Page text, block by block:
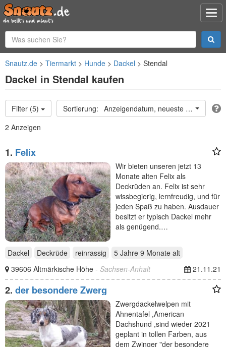
Snautz.de Tiermarkt Hunde Dackel Stendal
Dackel in Stendal kaufen
Filter (5)
Anzeigendatum, neueste oben
2 Anzeigen
1. Felix
Wir bieten unseren jetzt 13
Monate alten Felix als
Deckrüden an. Felix ist sehr
wissbegierig, lernfreudig, und für
jeden Spaß zu haben. Ausdauer
besitzt er typisch Dackel mehr
als genügend.…
Dackel Deckrüde reinrassig 5 Jahre 9 Monate alt
39606 Altmärkische Höhe - Sachsen-Anhalt 21.11.21
2. der besondere Zwerg
Zwergdackelwelpen mit
Ahnentafel ,American
Dachshund ,sind wieder 2021
geplant in tollen Farben, aus
dem Zwinger "der besondere